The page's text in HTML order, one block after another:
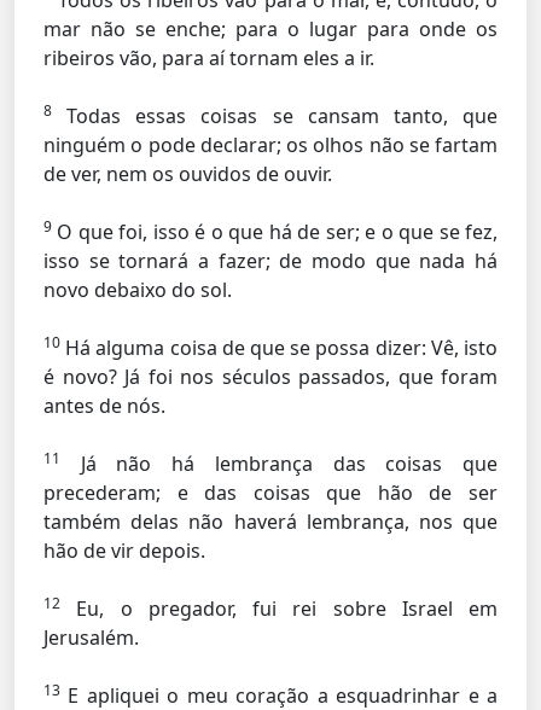
mar não se enche; para o lugar para onde os
ribeiros vão, para aí tornam eles a ir.
8
Todas essas coisas se cansam tanto, que
ninguém o pode declarar; os olhos não se fartam
de ver, nem os ouvidos de ouvir.
9 O que foi, isso é o que há de ser; e o que se fez,
isso se tornará a fazer; de modo que nada há
novo debaixo do sol.
10 Há alguma coisa de que se possa dizer: Vê, isto
é novo? Já foi nos séculos passados, que foram
antes de nós.
11
Já não há lembrança das coisas que
precederam; e das coisas que hão de ser
também delas não haverá lembrança, nos que
hão de vir depois.
12
Eu, o pregador, fui rei sobre Israel em
Jerusalém.
13 E apliquei o meu coração a esquadrinhar e a